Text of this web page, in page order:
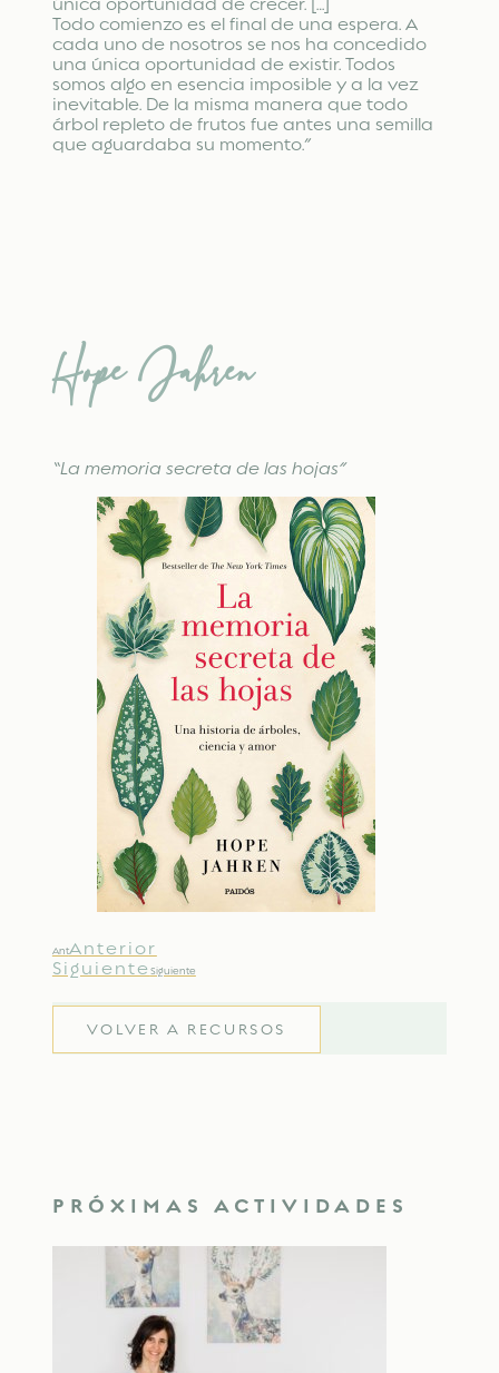
única oportunidad de crecer. […]
Todo comienzo es el final de una espera. A
cada uno de nosotros se nos ha concedido
una única oportunidad de existir. Todos
somos algo en esencia imposible y a la vez
inevitable. De la misma manera que todo
árbol repleto de frutos fue antes una semilla
que aguardaba su momento.”
Hope Jahren
“La memoria secreta de las hojas”
AntAnterior
Siguiente Siguiente
VOLVER A RECURSOS
PRÓXIMAS ACTIVIDADES